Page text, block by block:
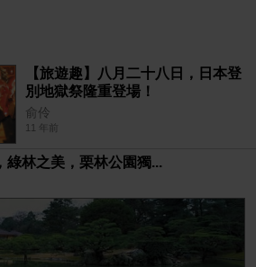
【旅遊趣】八月二十八日，日本登
別地獄祭隆重登場！
俞伶
11 年前
綠林之美，栗林公園獨...